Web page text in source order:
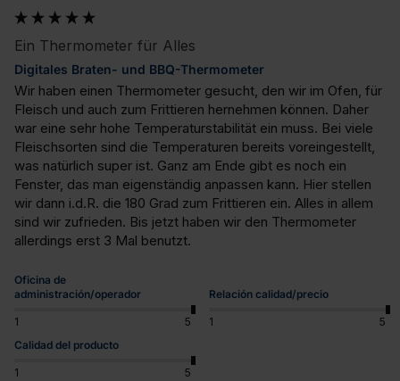
Ein Thermometer für Alles
Digitales Braten- und BBQ-Thermometer
Wir haben einen Thermometer gesucht, den wir im Ofen, für
Fleisch und auch zum Frittieren hernehmen können. Daher
war eine sehr hohe Temperaturstabilität ein muss. Bei viele
Fleischsorten sind die Temperaturen bereits voreingestellt,
was natürlich super ist. Ganz am Ende gibt es noch ein
Fenster, das man eigenständig anpassen kann. Hier stellen
wir dann i.d.R. die 180 Grad zum Frittieren ein. Alles in allem
sind wir zufrieden. Bis jetzt haben wir den Thermometer
allerdings erst 3 Mal benutzt.
Oficina de
administración/operador
1 5
Relación calidad/precio
1
5
Calidad del producto
1 5